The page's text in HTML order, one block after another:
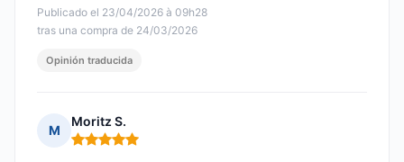
Publicado el 23/04/2026 à 09h28
tras una compra de 24/03/2026
Opinión traducida
M
Moritz S.
Nota: 5 de 5